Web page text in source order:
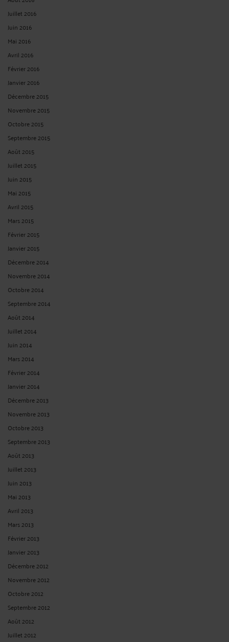
Juillet 2016
Juin 2016
Mai 2016
Avril 2016
Février 2016
Janvier 2016
Décembre 2015
Novembre 2015
Octobre 2015
Septembre 2015
Août 2015
Juillet 2015
Juin 2015
Mai 2015
Avril 2015
Mars 2015
Février 2015
Janvier 2015
Décembre 2014
Novembre 2014
Octobre 2014
Septembre 2014
Août 2014
Juillet 2014
Juin 2014
Mars 2014
Février 2014
Janvier 2014
Décembre 2013
Novembre 2013
Octobre 2013
Septembre 2013
Août 2013
Juillet 2013
Juin 2013
Mai 2013
Avril 2013
Mars 2013
Février 2013
Janvier 2013
Décembre 2012
Novembre 2012
Octobre 2012
Septembre 2012
Août 2012
Juillet 2012